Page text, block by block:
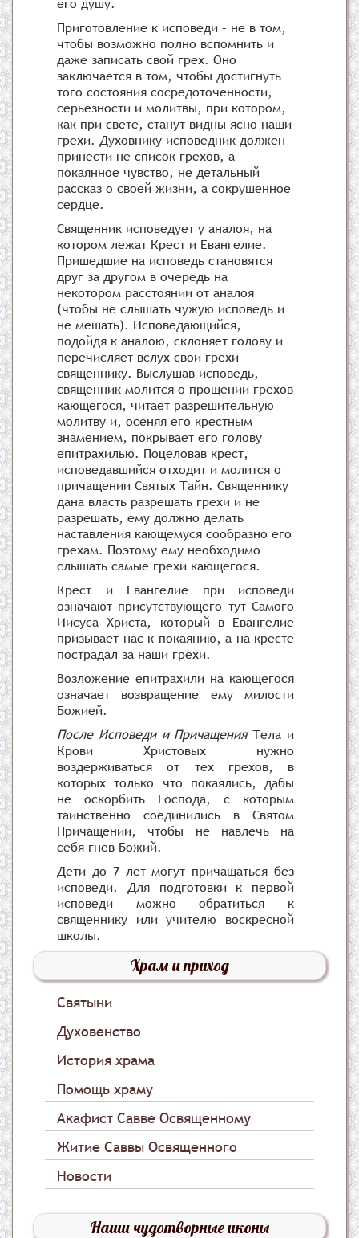
Приготовление к исповеди – не в том,
чтобы возможно полно вспомнить и
даже записать свой грех. Оно
заключается в том, чтобы достигнуть
того состояния сосредоточенности,
серьезности и молитвы, при котором,
как при свете, станут видны ясно наши
грехи. Духовнику исповедник должен
принести не список грехов, а
покаянное чувство, не детальный
рассказ о своей жизни, а сокрушенное
сердце.
Священник исповедует у аналоя, на
котором лежат Крест и Евангелие.
Пришедшие на исповедь становятся
друг за другом в очередь на
некотором расстоянии от аналоя
(чтобы не слышать чужую исповедь и
не мешать). Исповедающийся,
подойдя к аналою, склоняет голову и
перечисляет вслух свои грехи
священнику. Выслушав исповедь,
священник молится о прощении грехов
кающегося, читает разрешительную
молитву и, осеняя его крестным
знамением, покрывает его голову
епитрахилью. Поцеловав крест,
исповедавшийся отходит и молится о
причащении Святых Тайн. Священнику
дана власть разрешать грехи и не
разрешать, ему должно делать
наставления кающемуся сообразно его
грехам. Поэтому ему необходимо
слышать самые грехи кающегося.
Крест и Евангелие при исповеди
означают присутствующего тут Самого
Иисуса Христа, который в Евангелие
призывает нас к покаянию, а на кресте
пострадал за наши грехи.
Возложение епитрахили на кающегося
означает возвращение ему милости
Божией.
После Исповеди и ПричащенияТела и
Крови Христовых нужно
воздерживаться от тех грехов, в
которых только что покаялись, дабы
не оскорбить Господа, с которым
таинственно соединились в Святом
Причащении, чтобы не навлечь на
себя гнев Божий.
Дети до 7 лет могут причащаться без
исповеди. Для подготовки к первой
исповеди можно обратиться к
священнику или учителю воскресной
школы.
Храм и приход
Святыни
Духовенство
История храма
Помощь храму
Акафист Савве Освященному
Житие Саввы Освященного
Новости
Наши чудотворные иконы